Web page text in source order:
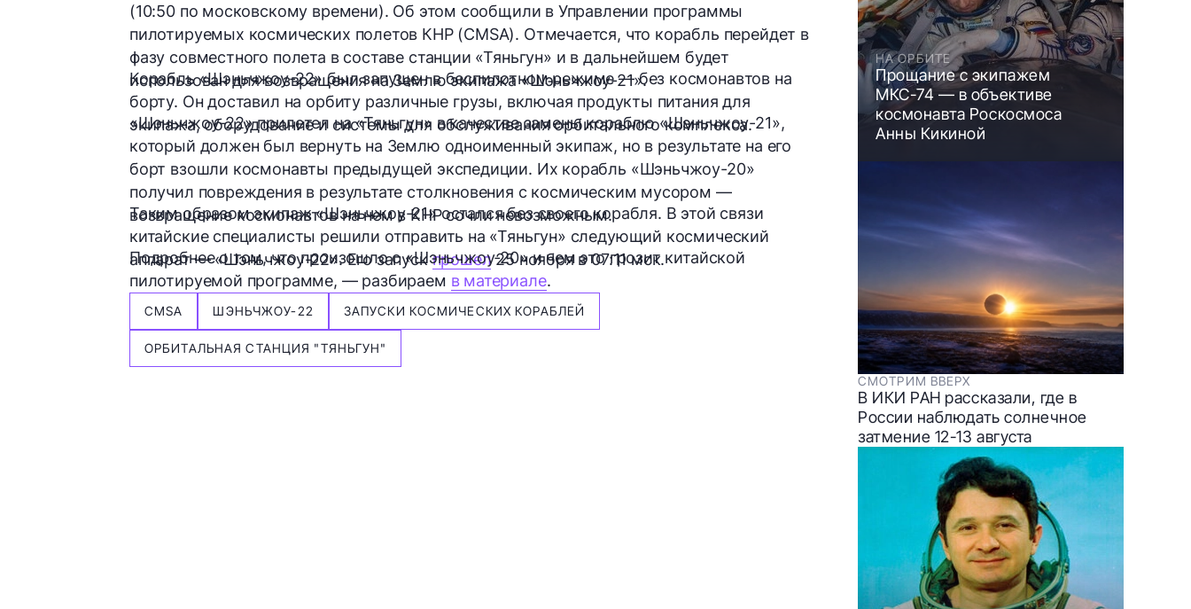
(10:50 по московскому времени). Об этом сообщили в Управлении программы
пилотируемых космических полетов КНР (CMSA). Отмечается, что корабль перейдет в
фазу совместного полета в составе станции «Тяньгун» и в дальнейшем будет
использован для возвращения на Землю экипажа «Шэньчжоу-21».
Корабль «Шэньчжоу-22» был запущен в беспилотном режиме — без космонавтов на
борту. Он доставил на орбиту различные грузы, включая продукты питания для
экипажа, оборудование и системы для обслуживания орбитального комплекса.
«Шэньчжоу-22» прилетел на «Тяньгун» в качестве замены кораблю «Шэньчжоу-21»,
который должен был вернуть на Землю одноименный экипаж, но в результате на его
борт взошли космонавты предыдущей экспедиции. Их корабль «Шэньчжоу-20»
получил повреждения в результате столкновения с космическим мусором —
возвращение космонавтов на нем в КНР сочли невозможным.
Таким образом экипаж «Шэньчжоу-21» остался без своего корабля. В этой связи
китайские специалисты решили отправить на «Тяньгун» следующий космический
аппарат — «Шэньчжоу-22». Его запускпрошел25 ноября в 07:11 мск.
Подробнее о том, что произошло с «Шэньчжоу‑20» и чем это грозит китайской
пилотируемой программе, — разбираем в материале.
CMSA ШЭНЬЧЖОУ-22 ЗАПУСКИ КОСМИЧЕСКИХ КОРАБЛЕЙ
ОРБИТАЛЬНАЯ СТАНЦИЯ "ТЯНЬГУН"
НА ОРБИТЕ
Прощание с экипажем
МКС-74 — в объективе
космонавта Роскосмоса
Анны Кикиной
СМОТРИМ ВВЕРХ
В ИКИ РАН рассказали, где в
России наблюдать солнечное
затмение 12-13 августа